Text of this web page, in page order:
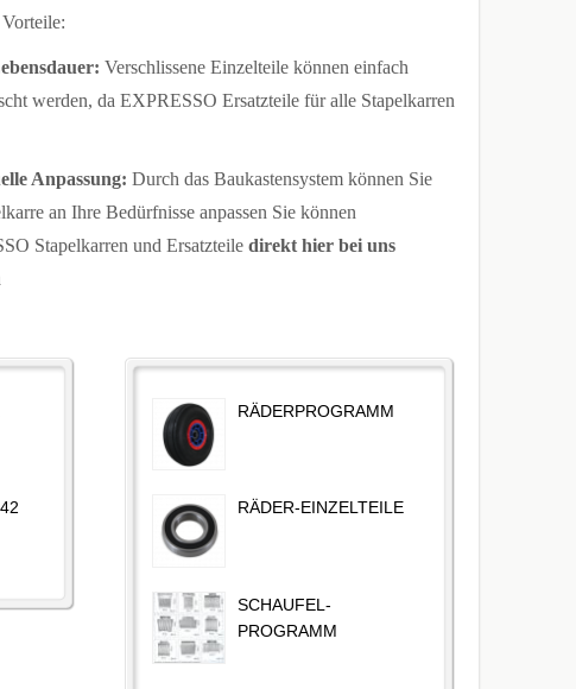
Verschlissene Einzelteile können einfach
werden, da EXPRESSO Ersatzteile für alle Stapelkarren
Anpassung: Durch das Baukastensystem können Sie
an Ihre Bedürfnisse anpassen Sie können
Stapelkarren und Ersatzteile direkt hier bei uns
RÄDERPROGRAMM
RÄDER-EINZELTEILE
SCHAUFEL-
PROGRAMM